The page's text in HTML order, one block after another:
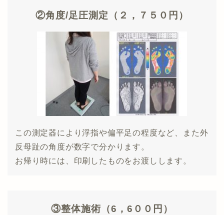
②角度/足圧測定（２，７５０円）
この測定器により浮指や偏平足の程度など、また外
反母趾の角度が数字で分かります。
お帰り時には、印刷したものをお渡しします。
③整体施術（6，6００円）